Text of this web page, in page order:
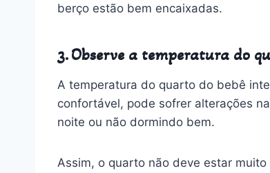
berço estão bem encaixadas.
3. Observe a temperatura do
A temperatura do quarto do bebê
confortável, pode sofrer alterações
noite ou não dormindo bem.
Assim, o quarto não deve estar